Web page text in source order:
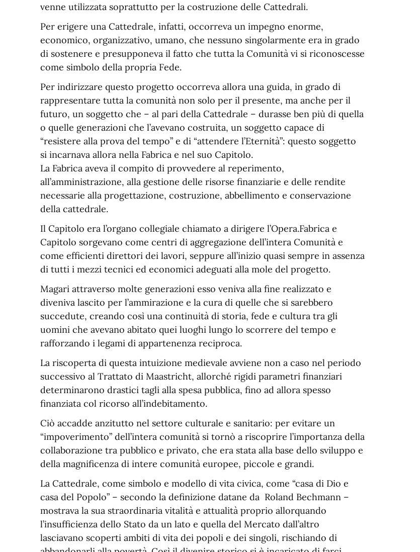
venne utilizzata soprattutto per la costruzione delle Cattedrali.
Per erigere una Cattedrale, infatti, occorreva un impegno enorme,
economico, organizzativo, umano, che nessuno singolarmente era in grado
di sostenere e presupponeva il fatto che tutta la Comunità vi si riconoscesse
come simbolo della propria Fede.
Per indirizzare questo progetto occorreva allora una guida, in grado di
rappresentare tutta la comunità non solo per il presente, ma anche per il
futuro, un soggetto che – al pari della Cattedrale – durasse ben più di quella
o quelle generazioni che l’avevano costruita, un soggetto capace di
“resistere alla prova del tempo” e di “attendere l’Eternità”: questo soggetto
si incarnava allora nella Fabrica e nel suo Capitolo.
La Fabrica aveva il compito di provvedere al reperimento,
all’amministrazione, alla gestione delle risorse finanziarie e delle rendite
necessarie alla progettazione, costruzione, abbellimento e conservazione
della cattedrale.
Il Capitolo era l’organo collegiale chiamato a dirigere l’Opera.Fabrica e
Capitolo sorgevano come centri di aggregazione dell’intera Comunità e
come efficienti direttori dei lavori, seppure all’inizio quasi sempre in assenza
di tutti i mezzi tecnici ed economici adeguati alla mole del progetto.
Magari attraverso molte generazioni esso veniva alla fine realizzato e
diveniva lascito per l’ammirazione e la cura di quelle che si sarebbero
succedute, creando così una continuità di storia, fede e cultura tra gli
uomini che avevano abitato quei luoghi lungo lo scorrere del tempo e
rafforzando i legami di appartenenza reciproca.
La riscoperta di questa intuizione medievale avviene non a caso nel periodo
successivo al Trattato di Maastricht, allorché rigidi parametri finanziari
determinarono drastici tagli alla spesa pubblica, fino ad allora spesso
finanziata col ricorso all’indebitamento.
Ciò accadde anzitutto nel settore culturale e sanitario: per evitare un
“impoverimento” dell’intera comunità si tornò a riscoprire l’importanza della
collaborazione tra pubblico e privato, che era stata alla base dello sviluppo e
della magnificenza di intere comunità europee, piccole e grandi.
La Cattedrale, come simbolo e modello di vita civica, come “casa di Dio e
casa del Popolo” – secondo la definizione datane da Roland Bechmann –
mostrava la sua straordinaria vitalità e attualità proprio allorquando
l’insufficienza dello Stato da un lato e quella del Mercato dall’altro
lasciavano scoperti ambiti di vita dei popoli e dei singoli, rischiando di